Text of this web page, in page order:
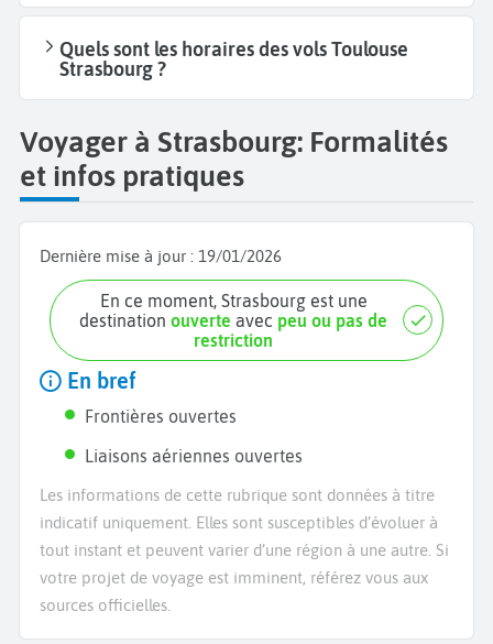
Quels sont les horaires des vols Toulouse
Strasbourg ?
Voyager à Strasbourg: Formalités
et infos pratiques
Dernière mise à jour : 19/01/2026
En ce moment, Strasbourg est une
destinationouverte avec peu ou pas de
restriction
En bref
Frontières ouvertes
Liaisons aériennes ouvertes
Les informations de cette rubrique sont données à titre
indicatif uniquement. Elles sont susceptibles d’évoluer à
tout instant et peuvent varier d’une région à une autre. Si
votre projet de voyage est imminent, référez vous aux
sources officielles.